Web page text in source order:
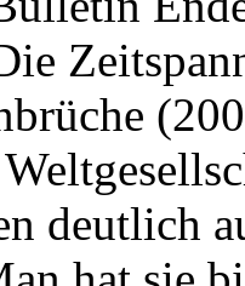
deutlich